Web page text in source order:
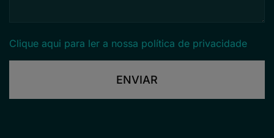
Clique aqui para ler a nossa política de privacidade
ENVIAR